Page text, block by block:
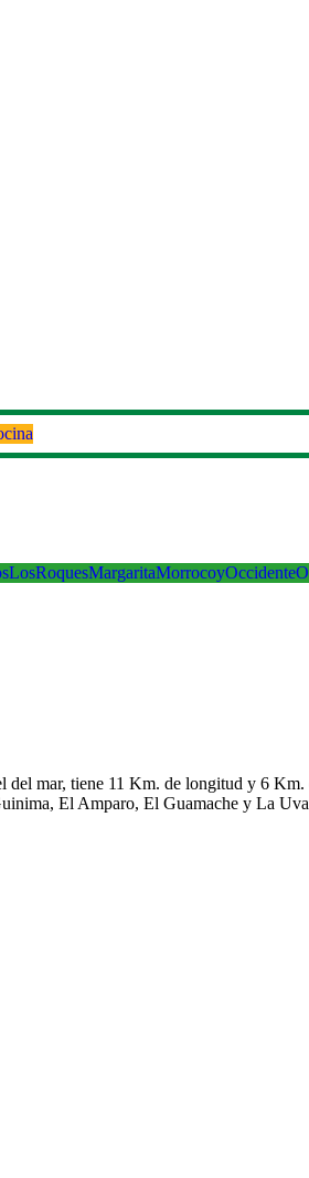
LosRoquesMargaritaMorrocoyOccidente
del mar, tiene 11 Km. de longitud y 6
El Amparo, El Guamache y La